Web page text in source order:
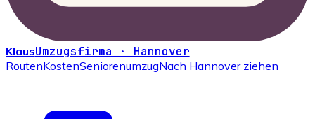
KlausUmzugsfirma · Hannover
RoutenKostenSeniorenumzugNach Hannover ziehen